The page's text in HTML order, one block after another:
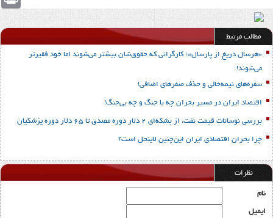
مطالب مرتبط
«هرسال دریغ از پارسال»؛ کارگرانی که حقوق‌شان بیشتر می‌شوند اما خود فقیرتر
می‌شوند!
سفره‌های نیمه‌خالی و حذف صفرهای اضافی!
اقتصاد ایران در مسیر بحران چه با جنگ و چه بی‌جنگ!
بررسی نوسانات قیمت نفت، از بشکه‌ای 2 دلار دوره مصدق تا 65 دلار دوره پزشکیان
چرا بحران اقتصادی ایران این‌چنین لاینحل است؟
نظرات
نام
ایمیل